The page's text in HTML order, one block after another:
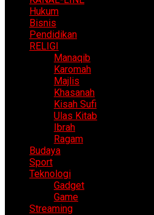
Hukum
Bisnis
Pendidikan
RELIGI
Manaqib
Karomah
Majlis
Khasanah
Kisah Sufi
Ulas Kitab
Ibrah
Ragam
Budaya
Sport
Teknologi
Gadget
Game
Streaming